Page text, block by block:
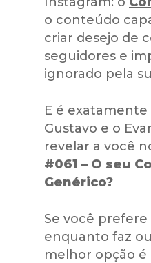
o conteúdo
criar desejo de
seguidores e
ignorado pela
E é exatamente
Gustavo e o
revelar a você
#061 – O seu
Genérico?
Se você
enquanto faz
melhor opção é